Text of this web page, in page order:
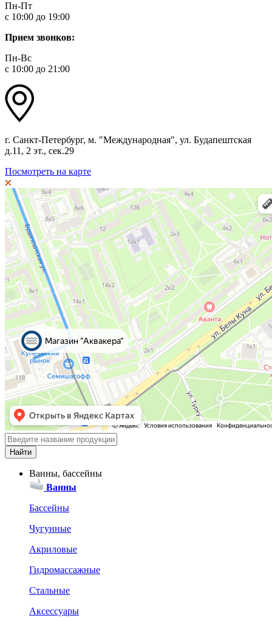
Пн-Пт
с 10:00 до 19:00
Прием звонков:
Пн-Вс
с 10:00 до 21:00
г. Санкт-Петербург, м. "Международная", ул. Будапештская
д.11, 2 эт., сек.29
Посмотреть на карте
Ванны, бассейны
Ванны
Бассейны
Чугунные
Акриловые
Гидромассажные
Стальные
Аксессуары